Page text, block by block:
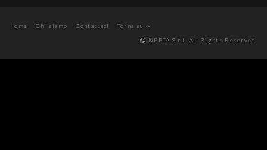
Home Chi siamo Contattaci
Torna su
NEPTA S.r.l. All Rights Reserved.